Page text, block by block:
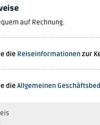
auf Rechnung.
die Reiseinformationenzur
dieAllgemeinen